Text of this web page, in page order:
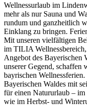
Wellnessurlaub im
mehr als nur Sauna und
rundum und ganzheitlich
Einklang zu bringen.
Mit unseren vielfältigen
im TILIA
Angebot des Bayerischen
unserer Gegend, schaffen
bayrischen
Bayerischen Waldes mit
für einen Natururlaub –
wie im Herbst- und